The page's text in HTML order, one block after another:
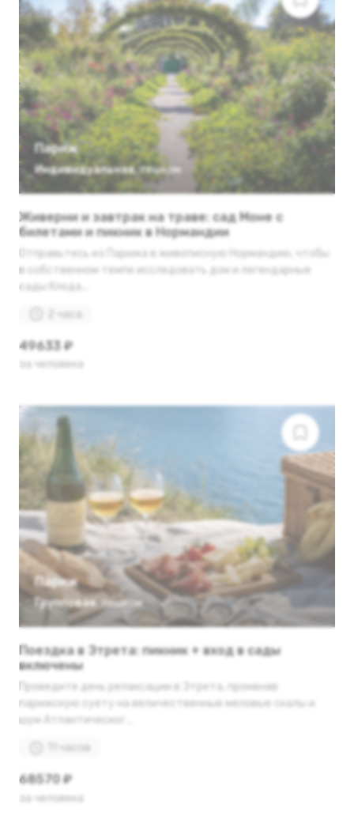
Париж
Индивидуальная, пешком
Живерни и завтрак на траве: сад Моне с
билетами и пикник в Нормандии
Отправьтесь из Парижа в живописную Нормандию, чтобы
в собственном темпе исследовать дом и легендарные
сады Клода...
2 часа
49633 ₽
за человека
Париж
Групповая пешком
Поездка в Этрета: пикник + вход в сады
включены
Проведите день релаксации в Этрета, променяв
парижскую суету на величественные меловые скалы и
шум Атлантическог...
11 часов
68570 ₽
за человека